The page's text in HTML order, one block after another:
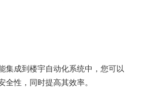
集成到楼宇自动化系统中，您可以
全性，同时提高其效率。